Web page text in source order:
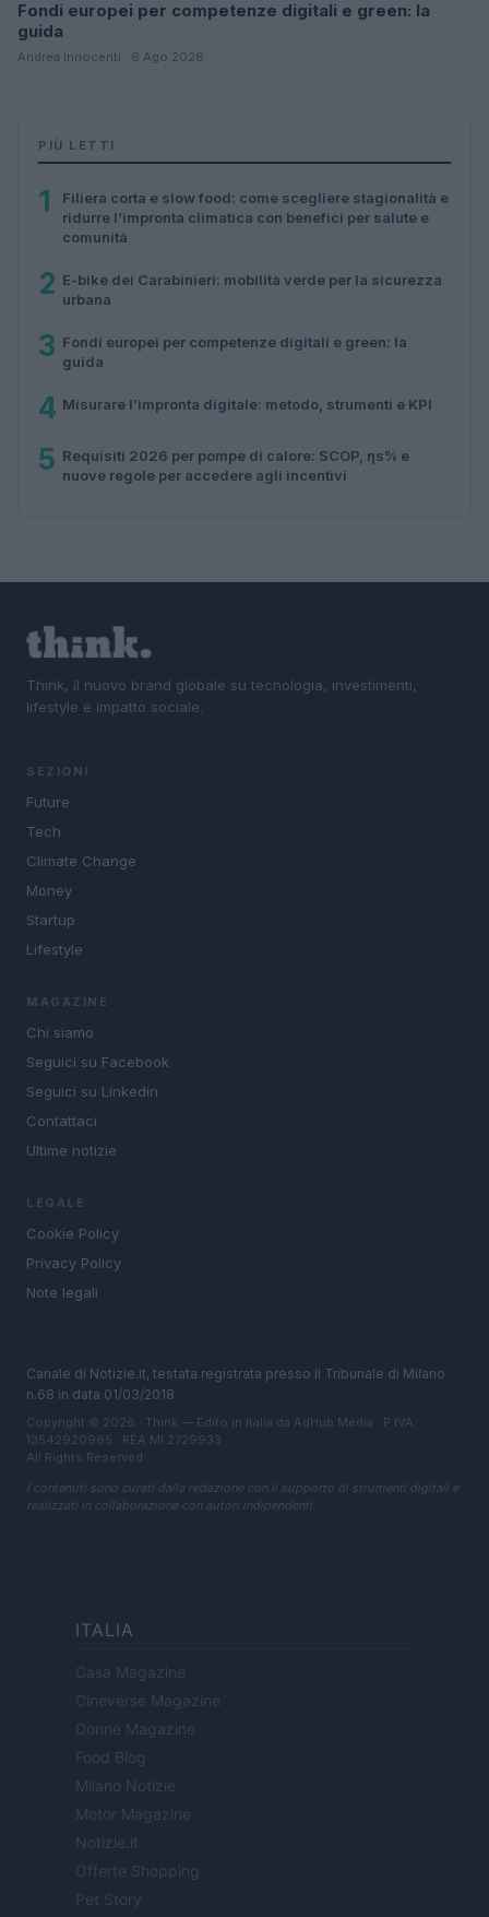
Fondi europei per competenze digitali e green: la
guida
Andrea Innocenti · 6 Ago 2026
PIÙ LETTI
1
Filiera corta e slow food: come scegliere stagionalità e
ridurre l’impronta climatica con benefici per salute e
comunità
2 E-bike dei Carabinieri: mobilità verde per la sicurezza
urbana
3 Fondi europei per competenze digitali e green: la
guida
4 Misurare l’impronta digitale: metodo, strumenti e KPI
5 Requisiti 2026 per pompe di calore: SCOP, ηs% e
nuove regole per accedere agli incentivi
Think, il nuovo brand globale su tecnologia, investimenti,
lifestyle e impatto sociale.
SEZIONI
Future
Tech
Climate Change
Money
Startup
Lifestyle
MAGAZINE
Chi siamo
Seguici su Facebook
Seguici su Linkedin
Contattaci
Ultime notizie
LEGALE
Cookie Policy
Privacy Policy
Note legali
Canale di Notizie.it, testata registrata presso il Tribunale di Milano
n.68 in data 01/03/2018
Copyright © 2026 · Think — Edito in Italia da AdHub Media · P.IVA
13542920965 · REA MI 2729933
All Rights Reserved
I contenuti sono curati dalla redazione con il supporto di strumenti digitali e
realizzati in collaborazione con autori indipendenti.
ITALIA
Casa Magazine
Cineverse Magazine
Donne Magazine
Food Blog
Milano Notizie
Motor Magazine
Notizie.it
Offerte Shopping
Pet Story